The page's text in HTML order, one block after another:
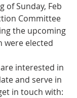
of Sunday, Feb
Committee
the upcoming
were elected
interested in
and serve in
in touch with: